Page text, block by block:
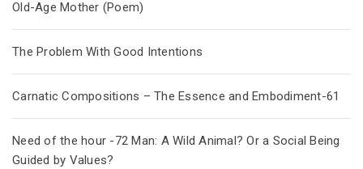
Old-Age Mother (Poem)
The Problem With Good Intentions
Carnatic Compositions – The Essence and Embodiment-61
Need of the hour -72 Man: A Wild Animal? Or a Social Being
Guided by Values?